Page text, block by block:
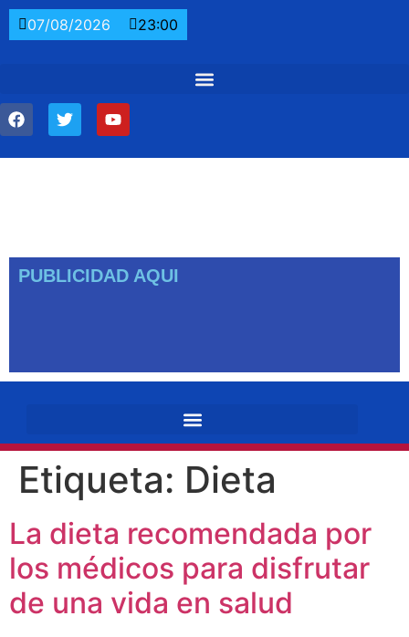
07/08/2026 23:00
PUBLICIDAD AQUI
Etiqueta: Dieta
La dieta recomendada por
los médicos para disfrutar
de una vida en salud